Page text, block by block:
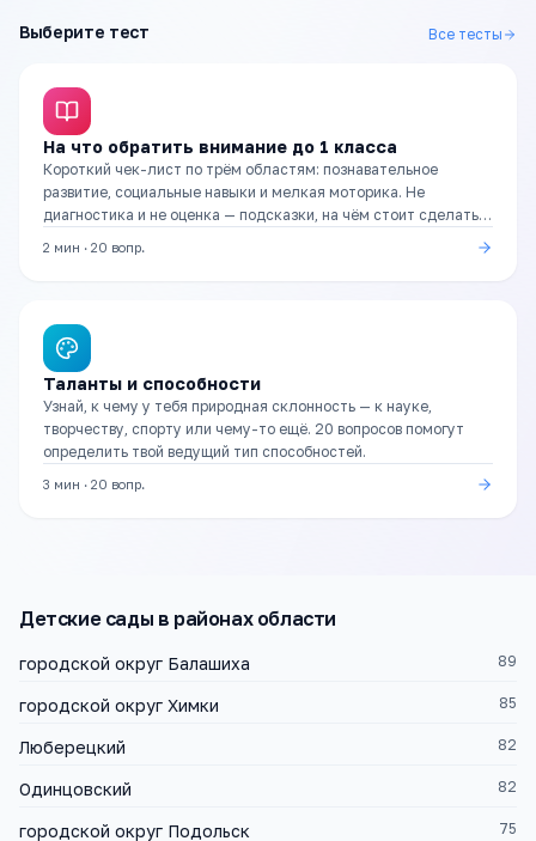
Выберите тест Все тесты
На что обратить внимание до 1 класса
Короткий чек-лист по трём областям: познавательное
развитие, социальные навыки и мелкая моторика. Не
диагностика и не оценка — подсказки, на чём стоит сделать
2 мин · 20 вопр.
Таланты и способности
Узнай, к чему у тебя природная склонность — к науке,
творчеству, спорту или чему-то ещё. 20 вопросов помогут
определить твой ведущий тип способностей.
3 мин · 20 вопр.
Детские сады в районах области
городской округ Балашиха 89
городской округ Химки 85
Люберецкий 82
Одинцовский 82
городской округ Подольск 75